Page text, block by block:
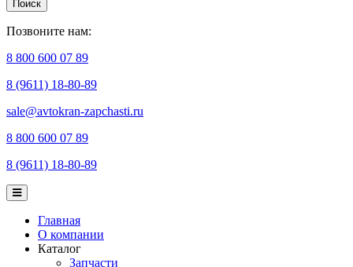
Поиск
Позвоните нам:
8 800 600 07 89
8 (9611) 18-80-89
sale@avtokran-zapchasti.ru
8 800 600 07 89
8 (9611) 18-80-89
Главная
О компании
Каталог
Запчасти